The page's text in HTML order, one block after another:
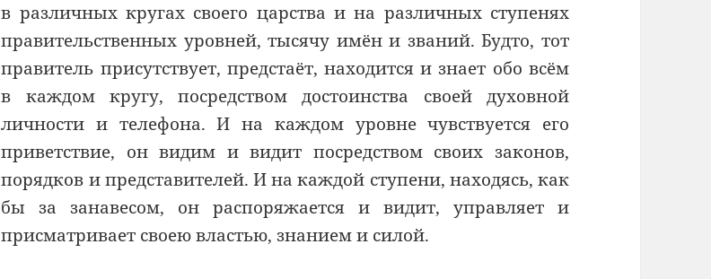
в различных кругах своего царства и на различных ступенях
правительственных уровней, тысячу имён и званий. Будто, тот
правитель присутствует, предстаёт, находится и знает обо всём
в каждом кругу, посредством достоинства своей духовной
личности и телефона. И на каждом уровне чувствуется его
приветствие, он видим и видит посредством своих законов,
порядков и представителей. И на каждой ступени, находясь, как
бы за занавесом, он распоряжается и видит, управляет и
присматривает своею властью, знанием и силой.